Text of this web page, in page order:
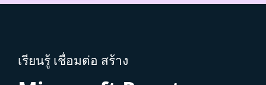
เรียนรู้ เชื่อมต่อ สร้าง